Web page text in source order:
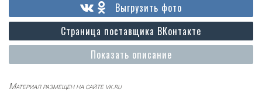
Показать описание
Страница поставщика ВКонтакте
Выгрузить фото
Материал размещен на сайте vk.ru